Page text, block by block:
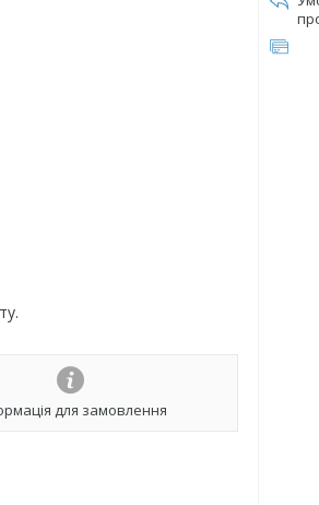
для замовлення